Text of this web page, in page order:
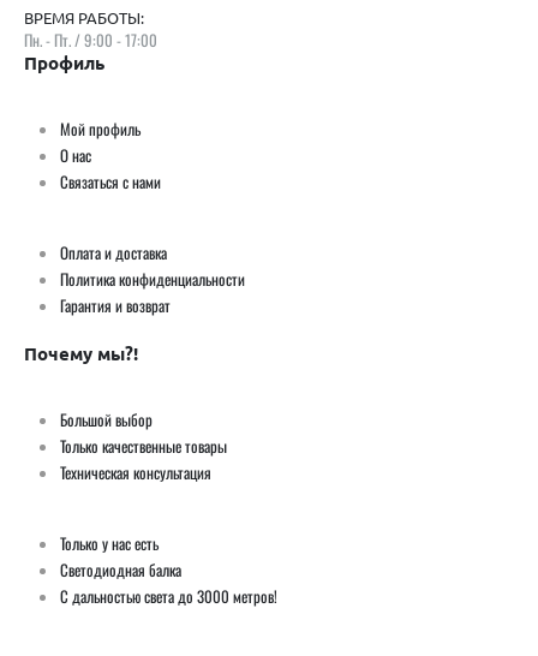
ВРЕМЯ РАБОТЫ:
Пн. - Пт. / 9:00 - 17:00
Профиль
Мой профиль
О нас
Связаться с нами
Оплата и доставка
Политика конфиденциальности
Гарантия и возврат
Почему мы?!
Большой выбор
Только качественные товары
Техническая консультация
Только у нас есть
Светодиодная балка
С дальностью света до 3000 метров!